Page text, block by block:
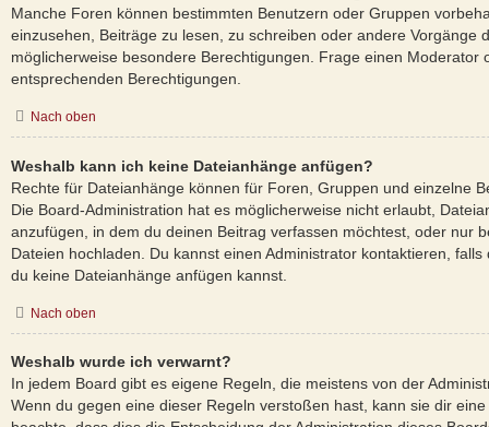
Manche Foren können bestimmten Benutzern oder Gruppen
einzusehen, Beiträge zu lesen, zu schreiben oder andere Vorgänge
möglicherweise besondere Berechtigungen. Frage einen Moderator
entsprechenden Berechtigungen.
Nach oben
Weshalb kann ich keine Dateianhänge anfügen?
Rechte für Dateianhänge können für Foren, Gruppen und einzelne
Die Board-Administration hat es möglicherweise nicht erlaubt,
anzufügen, in dem du deinen Beitrag verfassen möchtest, oder nur
Dateien hochladen. Du kannst einen Administrator kontaktieren,
du keine Dateianhänge anfügen kannst.
Nach oben
Weshalb wurde ich verwarnt?
In jedem Board gibt es eigene Regeln, die meistens von der
Wenn du gegen eine dieser Regeln verstoßen hast, kann sie dir